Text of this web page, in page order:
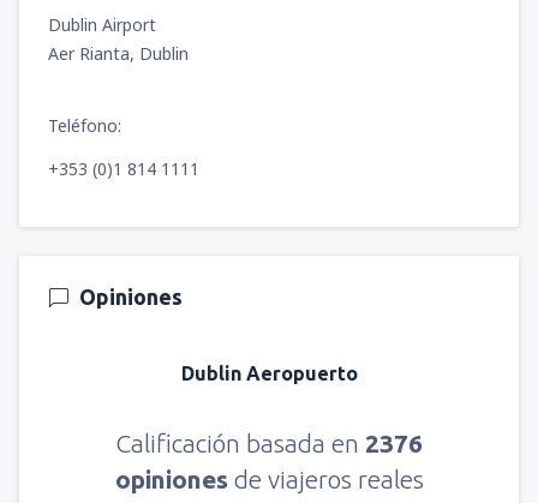
Dublin Airport
Aer Rianta, Dublin
Teléfono:
+353 (0)1 814 1111
Opiniones
Dublin Aeropuerto
Calificación basada en 2376
opiniones de viajeros reales